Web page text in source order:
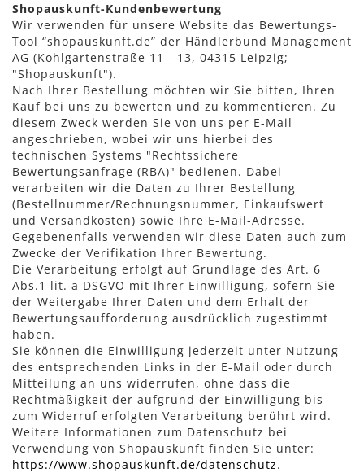
Shopauskunft-Kundenbewertung
Wir verwenden für unsere Website das Bewertungs-
Tool “shopauskunft.de” der Händlerbund Management
AG (Kohlgartenstraße 11 - 13, 04315 Leipzig;
"Shopauskunft").
Nach Ihrer Bestellung möchten wir Sie bitten, Ihren
Kauf bei uns zu bewerten und zu kommentieren. Zu
diesem Zweck werden Sie von uns per E-Mail
angeschrieben, wobei wir uns hierbei des
technischen Systems "Rechtssichere
Bewertungsanfrage (RBA)" bedienen. Dabei
verarbeiten wir die Daten zu Ihrer Bestellung
(Bestellnummer/Rechnungsnummer, Einkaufswert
und Versandkosten) sowie Ihre E-Mail-Adresse.
Gegebenenfalls verwenden wir diese Daten auch zum
Zwecke der Verifikation Ihrer Bewertung.
Die Verarbeitung erfolgt auf Grundlage des Art. 6
Abs.1 lit. a DSGVO mit Ihrer Einwilligung, sofern Sie
der Weitergabe Ihrer Daten und dem Erhalt der
Bewertungsaufforderung ausdrücklich zugestimmt
haben.
Sie können die Einwilligung jederzeit unter Nutzung
des entsprechenden Links in der E-Mail oder durch
Mitteilung an uns widerrufen, ohne dass die
Rechtmäßigkeit der aufgrund der Einwilligung bis
zum Widerruf erfolgten Verarbeitung berührt wird.
Weitere Informationen zum Datenschutz bei
Verwendung von Shopauskunft finden Sie unter:
https://www.shopauskunft.de/datenschutz.